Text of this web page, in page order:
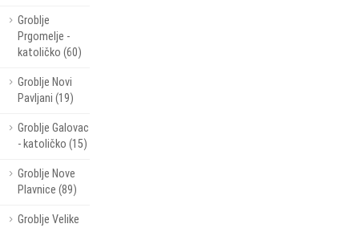
Groblje
Prgomelje -
katoličko (60)
Groblje Novi
Pavljani (19)
Groblje Galovac
- katoličko (15)
Groblje Nove
Plavnice (89)
Groblje Velike